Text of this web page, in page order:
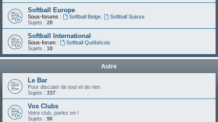
Softball Europe
Sous-forums : Softball Belge,
Softball Suisse
Sujets : 28
Softball International
Sous-forum :
Softball Québécois
Sujets : 18
Autre
Le Bar
Pour discuter de tout et de rien
Sujets : 337
Vos Clubs
Votre club, parlez en !
Sujets : 96